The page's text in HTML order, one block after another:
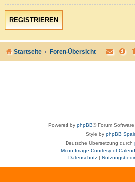
REGISTRIEREN
Startseite Foren-Übersicht
Powered by phpBB® Forum
Style by phpBB
Deutsche Übersetzung durch
Moon Image Courtesy of
Datenschutz|